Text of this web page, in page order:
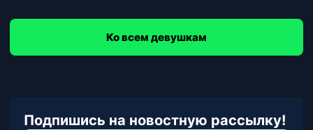
Ко всем девушкам
Подпишись на новостную рассылку!